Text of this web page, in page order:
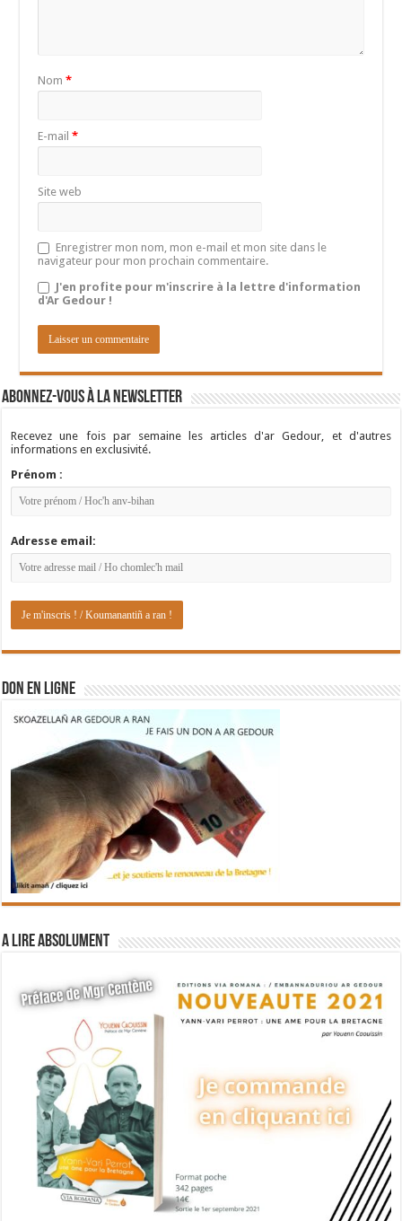
Nom*
E-mail*
Site web
Enregistrer mon nom, mon e-mail et mon site dans le
navigateur pour mon prochain commentaire.
J'en profite pour m'inscrire à la lettre d'information
d'Ar Gedour !
Abonnez-vous à la newsletter
Recevez une fois par semaine les articles d'ar Gedour, et d'autres
informations en exclusivité.
Prénom :
Adresse email:
DON EN LIGNE
A lire absolument